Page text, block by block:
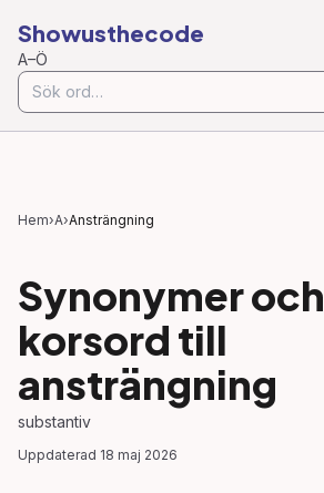
Showusthecode
A–Ö
Hem›A›Ansträngning
Synonymer och
korsord till
ansträngning
substantiv
Uppdaterad 18 maj 2026